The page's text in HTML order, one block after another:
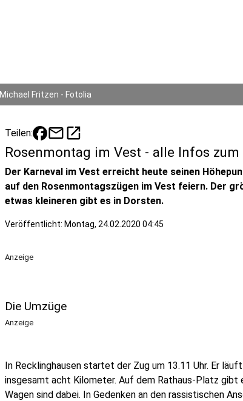
Michael Fritzen - Fotolia
Teilen: mailopen_in_new
Rosenmontag im Vest - alle Infos zum
Der Karneval im Vest erreicht heute seinen
auf den Rosenmontagszügen im Vest feiern. Der
etwas kleineren gibt es in Dorsten.
Veröffentlicht: Montag, 24.02.2020 04:45
Anzeige
Die Umzüge
Anzeige
In Recklinghausen startet der Zug um 13.11 Uhr. Er
insgesamt acht Kilometer. Auf dem Rathaus-Platz gibt
Wagen sind dabei. In Gedenken an den rassistischen